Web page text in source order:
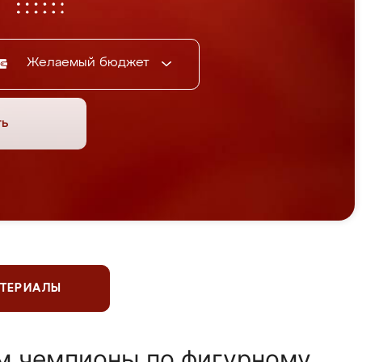
Желаемый бюджет